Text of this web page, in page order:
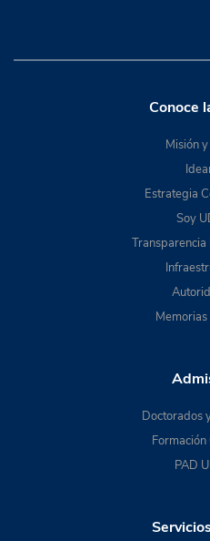
Conoce
Misión
Estrategia
Soy
Doctorados
Formación
PAD